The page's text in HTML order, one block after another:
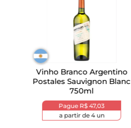
Vinho Branco Argentino
Postales Sauvignon Blanc
750ml
Pague R$ 47,03
a partir de4un